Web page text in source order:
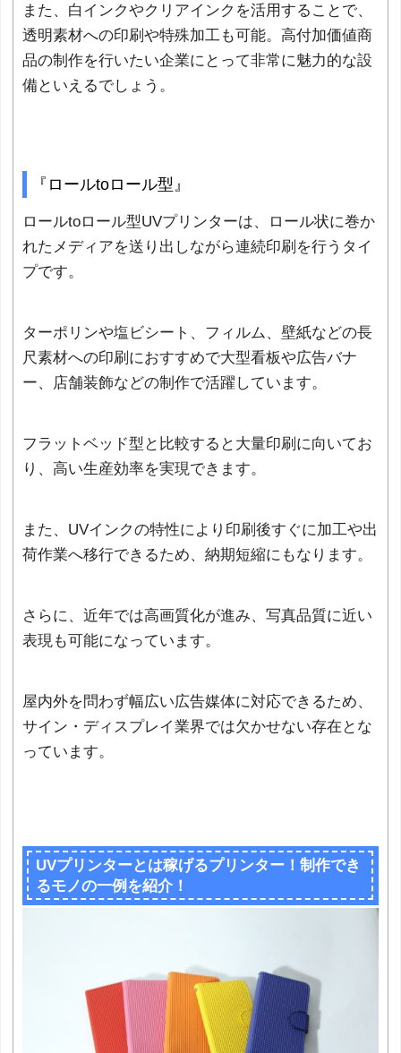
また、白インクやクリアインクを活用することで、
透明素材への印刷や特殊加工も可能。高付加価値商
品の制作を行いたい企業にとって非常に魅力的な設
備といえるでしょう。
『ロールtoロール型』
ロールtoロール型UVプリンターは、ロール状に巻か
れたメディアを送り出しながら連続印刷を行うタイ
プです。
ターポリンや塩ビシート、フィルム、壁紙などの長
尺素材への印刷におすすめで大型看板や広告バナ
ー、店舗装飾などの制作で活躍しています。
フラットベッド型と比較すると大量印刷に向いてお
り、高い生産効率を実現できます。
また、UVインクの特性により印刷後すぐに加工や出
荷作業へ移行できるため、納期短縮にもなります。
さらに、近年では高画質化が進み、写真品質に近い
表現も可能になっています。
屋内外を問わず幅広い広告媒体に対応できるため、
サイン・ディスプレイ業界では欠かせない存在とな
っています。
UVプリンターとは稼げるプリンター！制作でき
るモノの一例を紹介！